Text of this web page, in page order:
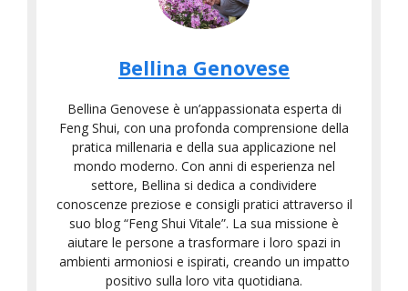
Bellina Genovese
Bellina Genovese è un’appassionata esperta di
Feng Shui, con una profonda comprensione della
pratica millenaria e della sua applicazione nel
mondo moderno. Con anni di esperienza nel
settore, Bellina si dedica a condividere
conoscenze preziose e consigli pratici attraverso il
suo blog “Feng Shui Vitale”. La sua missione è
aiutare le persone a trasformare i loro spazi in
ambienti armoniosi e ispirati, creando un impatto
positivo sulla loro vita quotidiana.